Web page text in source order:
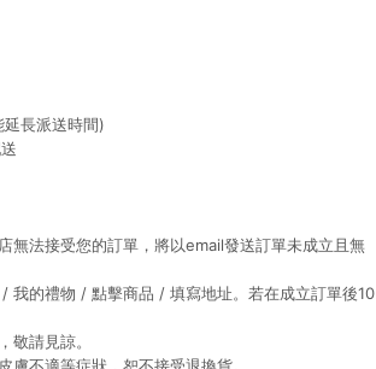
長派送時間)
無法接受您的訂單，將以email發送訂單未成立且無
我的禮物 / 點擊商品 / 填寫地址。若在成立訂單後10
敬請見諒。